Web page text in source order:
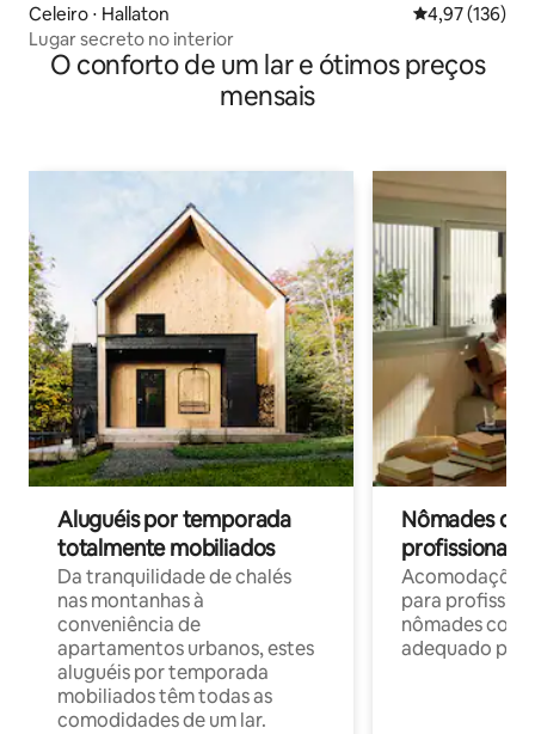
Celeiro ⋅ Hallaton 4,97 de uma
4,97 (136)
Lugar secreto no interior
O conforto de um lar e ótimos preços
mensais
Aluguéis por temporada
totalmente mobiliados
Da tranquilidade de chalés
nas montanhas à
conveniência de
apartamentos urbanos, estes
aluguéis por temporada
mobiliados têm todas as
comodidades de um lar.
Nômades
profissionais
para
nômades com
adequado